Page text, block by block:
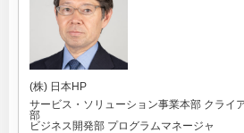
(株) 日本HP
サービス・ソリューション事業本部 クライ
部
ビジネス開発部 プログラムマネージャ